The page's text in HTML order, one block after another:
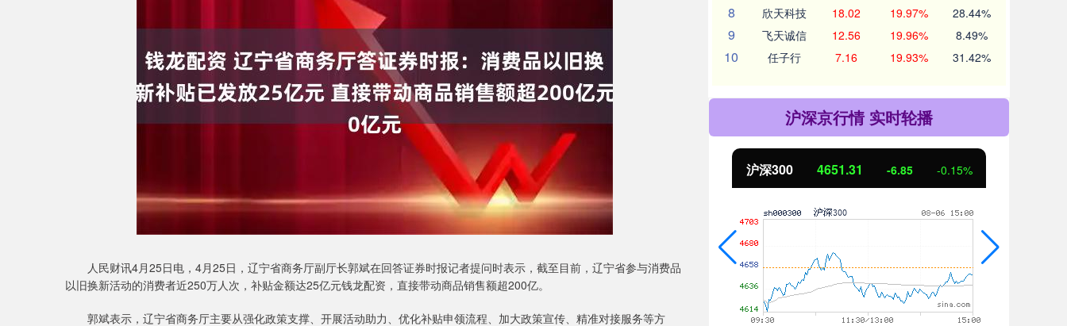
人民财讯4月25日电，4月25日，辽宁省商务厅副厅长郭斌在回答证券时报记者提问时表示，截至目前，辽宁省参与消费品
以旧换新活动的消费者近250万人次，补贴金额达25亿元钱龙配资，直接带动商品销售额超200亿。
郭斌表示，辽宁省商务厅主要从强化政策支撑、开展活动助力、优化补贴申领流程、加大政策宣传、精准对接服务等方
8 欣天科技 18.02 19.97% 28.44%
9 飞天诚信 12.56 19.96% 8.49%
10 任子行 7.16 19.93% 31.42%
沪深京行情 实时轮播
深证成指 14110.12 沪深300 4651.31 -6.85 -0.15%